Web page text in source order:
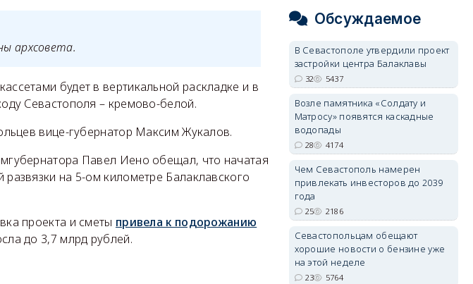
архсовета.
будет в вертикальной раскладке и в
Севастополя – кремово-белой.
вице-губернатор Максим Жукалов.
Павел Иено обещал, что начатая
развязки на 5-ом километре Балаклавского
проекта и сметы привела к подорожанию
до 3,7 млрд рублей.
Обсуждаемое
В Севастополе утвердили проект
застройки центра Балаклавы
32 5437
Возле памятника «Солдату и
Матросу» появятся каскадные
водопады
28 4174
Чем Севастополь намерен
привлекать инвесторов до 2039
года
25 2186
Севастопольцам обещают
хорошие новости о бензине уже
на этой неделе
23 5764